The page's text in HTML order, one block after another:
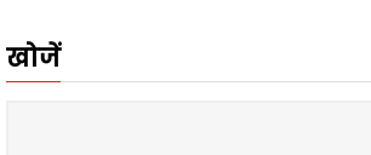
खोजें